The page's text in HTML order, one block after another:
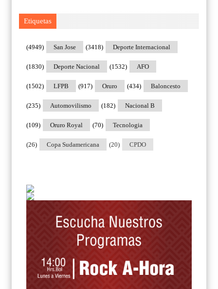
Etiquetas
San Jose
(4949) Deporte Internacional
(3418)
Deporte Nacional
(1830) AFO
(1532)
LFPB
(1502) Oruro
(917) Baloncesto
(434)
Automovilismo
(235) Nacional B
(182)
Oruro Royal
(109) Tecnologia
(70)
Copa Sudamericana
(26) CPDO
(20)